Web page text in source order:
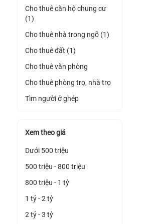
Cho thuê căn hộ chung cư
(1)
Cho thuê nhà trong ngõ (1)
Cho thuê đất (1)
Cho thuê văn phòng
Cho thuê phòng trọ, nhà trọ
Tìm người ở ghép
Xem theo giá
Dưới 500 triệu
500 triệu - 800 triệu
800 triệu - 1 tỷ
1 tỷ - 2 tỷ
2 tỷ - 3 tỷ